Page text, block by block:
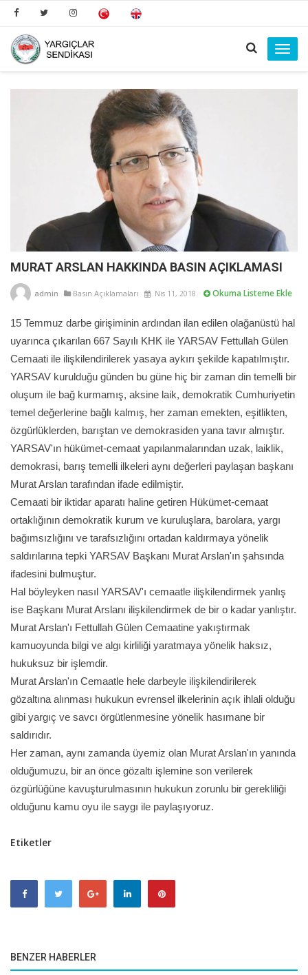
MURAT ARSLAN HAKKINDA BASIN AÇIKLAMASI
admin Basın Açıklamaları Nis 11, 2018 Okuma Listeme Ekle
15 Temmuz darbe girişiminin ardından ilan edilen olağanüstü hal
uyarınca çıkarılan 667 Sayılı KHK ile YARSAV Fettullah Gülen
Cemaati ile ilişkilendirilerek yasaya aykırı şekilde kapatılmıştır.
YARSAV kurulduğu günden bu güne hiç bir zaman din temelli bir
oluşum ile bağ kurmamış, aksine laik, demokratik Cumhuriyetin
temel değerlerine bağlı kalmış, her zaman emekten, eşitlikten,
özgürlüklerden, barıştan ve demokrasiden yana tavır almıştır.
YARSAV'ın hükümet-cemaat yapılanmalarından uzak, laiklik,
demokrasi, barış temelli ilkeleri aynı değerleri paylaşan başkanı
Murat Arslan tarafından ifade edilmiştir.
Cemaati bir iktidar aparatı haline getiren Hükümet-cemaat
ortaklığının demokratik kurum ve kuruluşlara, barolara, yargı
bağımsızlığını ve tarafsızlığını ortadan kaldırmaya yönelik
saldırılarına tepki YARSAV Başkanı Murat Arslan'ın şahsında
ifadesini bulmuştur.
Hal böyleyken nasıl YARSAV'ı cemaatle ilişkilendirmek yanlış
ise Başkanı Murat Arslanı ilişkilendirmek de bir o kadar yanlıştır.
Murat Arslan'ı Fettullah Gülen Cemaatine yakıştırmak
kamuoyunda bilgi ve algı kirliliği yaratmaya yönelik haksız,
hukuksuz bir işlemdir.
Murat Arslan'ın Cemaatle hele darbeyle ilişkilendirilerek
gözaltına alınması hukukun evrensel ilkelerinin açık ihlali olduğu
gibi yargıç ve savcı örgütlenmesine yönelik hasımane bir
saldırıdır.
Her zaman, aynı zamanda üyemiz olan Murat Arslan'ın yanında
olduğumuzu, bir an önce gözaltı işlemine son verilerek
özgürlüğüne kavuşturulmasının hukukun zorunlu bir gerekliliği
olduğunu kamu oyu ile saygı ile paylaşıyoruz.
Etiketler
BENZER HABERLER